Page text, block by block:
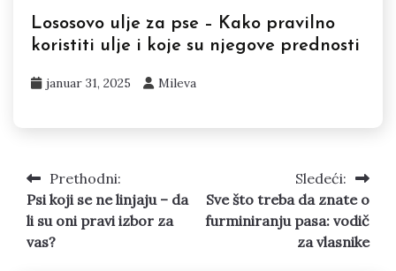
Lososovo ulje za pse – Kako pravilno
koristiti ulje i koje su njegove prednosti
januar 31, 2025 Mileva
Kretanje
članka
Prethodni:
Psi koji se ne linjaju – da
li su oni pravi izbor za
vas?
Sledeći:
Sve što treba da znate o
furminiranju pasa: vodič
za vlasnike